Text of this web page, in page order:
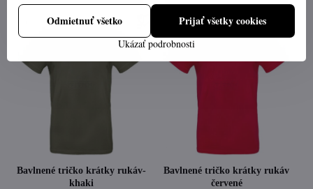
Bavlnené tričko krátky rukáv-
khaki
Bavlnené tričko krátky rukáv
červené
Ukázať podrobnosti
Prijať všetky cookies
Odmietnuť všetko